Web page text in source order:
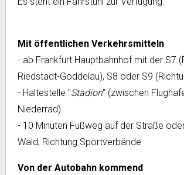
Mit öffentlichen Verkehrsmitteln
- ab Frankfurt Hauptbahnhof mit der S7
Riedstadt-Goddelau), S8 oder S9
- Haltestelle "Stadion" (zwischen
Niederrad)
- 10 Minuten Fußweg auf der Straße
Wald, Richtung Sportverbände
Von der Autobahn kommend